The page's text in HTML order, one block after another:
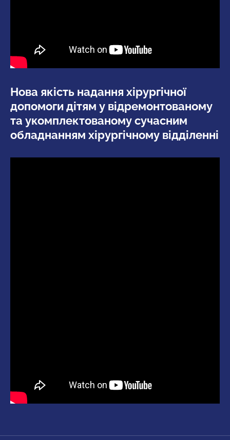
Нова якість надання хірургічної
допомоги дітям у відремонтованому
та укомплектованому сучасним
обладнанням хірургічному відділенні